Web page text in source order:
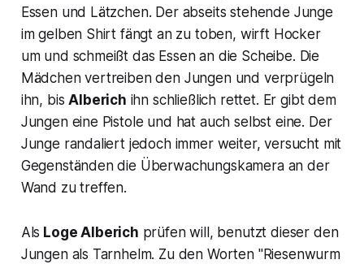
Essen und Lätzchen. Der abseits stehende Junge
im gelben Shirt fängt an zu toben, wirft Hocker
um und schmeißt das Essen an die Scheibe. Die
Mädchen vertreiben den Jungen und verprügeln
ihn, bisAlberich ihn schließlich rettet. Er gibt dem
Jungen eine Pistole und hat auch selbst eine. Der
Junge randaliert jedoch immer weiter, versucht mit
Gegenständen die Überwachungskamera an der
Wand zu treffen.
Als Loge Alberich prüfen will, benutzt dieser den
Jungen als Tarnhelm. Zu den Worten "Riesenwurm